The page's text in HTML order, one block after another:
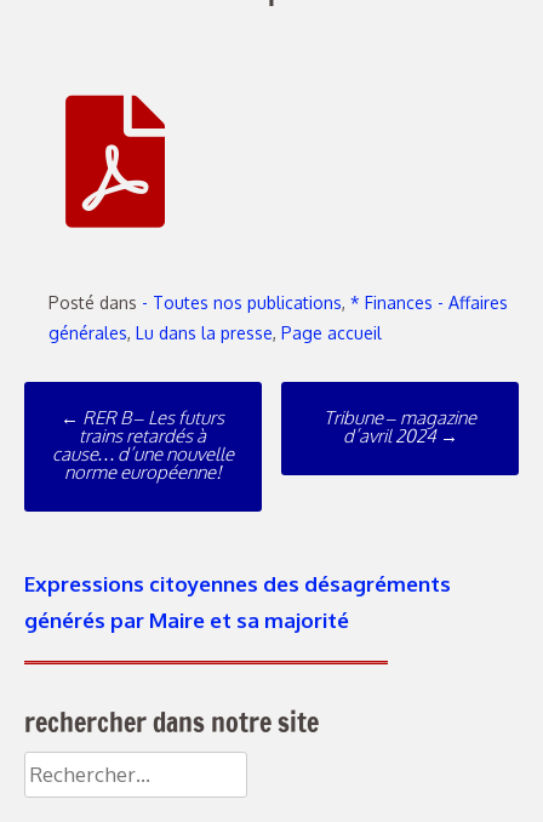
Posté dans - Toutes nos publications, * Finances - Affaires
générales, Lu dans la presse, Page accueil
← RER B – Les futurs
trains retardés à
cause… d’une nouvelle
norme européenne!
Tribune – magazine
d’avril 2024 →
Expressions citoyennes des désagréments
générés par Maire et sa majorité
rechercher dans notre site